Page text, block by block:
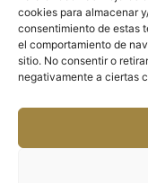
cookies para almacenar
consentimiento de estas
el comportamiento de
sitio. No consentir o
negativamente a ciertas
· Política de
Síguenos en
· Instagram